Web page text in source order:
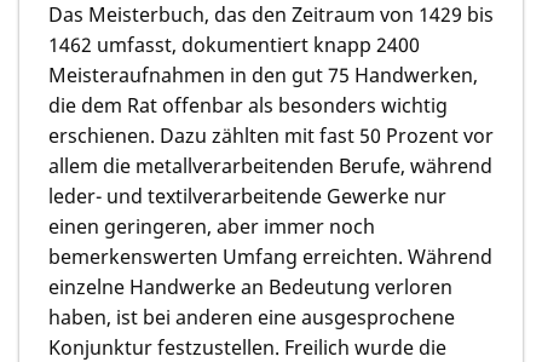
Das Meisterbuch, das den Zeitraum von 1429 bis
1462 umfasst, dokumentiert knapp 2400
Meisteraufnahmen in den gut 75 Handwerken,
die dem Rat offenbar als besonders wichtig
erschienen. Dazu zählten mit fast 50 Prozent vor
allem die metallverarbeitenden Berufe, während
leder- und textilverarbeitende Gewerke nur
einen geringeren, aber immer noch
bemerkenswerten Umfang erreichten. Während
einzelne Handwerke an Bedeutung verloren
haben, ist bei anderen eine ausgesprochene
Konjunktur festzustellen. Freilich wurde die